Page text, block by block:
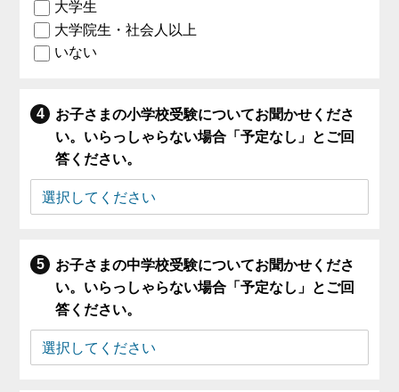
大学生
大学院生・社会人以上
いない
お子さまの小学校受験についてお聞かせくださ
い。いらっしゃらない場合「予定なし」とご回
答ください。
お子さまの中学校受験についてお聞かせくださ
い。いらっしゃらない場合「予定なし」とご回
答ください。